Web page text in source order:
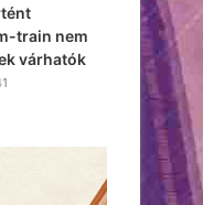
train nem
várhatók